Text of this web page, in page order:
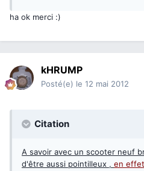
ha ok merci :)
kHRUMP
Posté(e) le 12 mai 2012
Citation
A savoir avec un scooter neuf
d'être aussi pointilleux , en